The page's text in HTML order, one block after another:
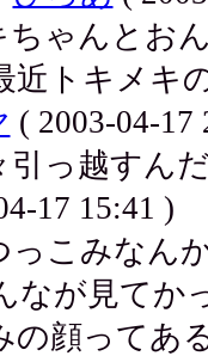
ちゃんとお
近トキメキ
( 2003-04-17
引っ越すん
17 15:41 )
っこみなん
なが見てか
の顔ってあ